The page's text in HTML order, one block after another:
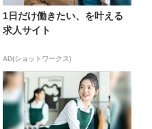
1日だけ働きたい、を叶える
求人サイト
AD(ショットワークス)